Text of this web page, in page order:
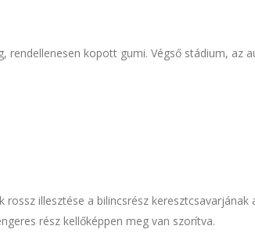
rendellenesen kopott gumi. Végső stádium, az
illesztése a bilincsrész keresztcsavarjának
rész kellőképpen meg van szorítva.